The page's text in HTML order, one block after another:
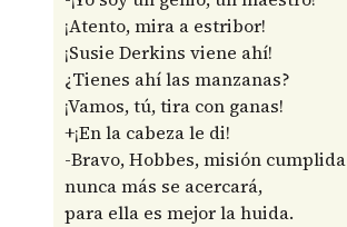
¡Atento, mira a estribor!
¡Susie Derkins viene ahí!
¿Tienes ahí las manzanas?
¡Vamos, tú, tira con ganas!
+¡En la cabeza le di!
-Bravo, Hobbes, misión cumplida
nunca más se acercará,
para ella es mejor la huida.